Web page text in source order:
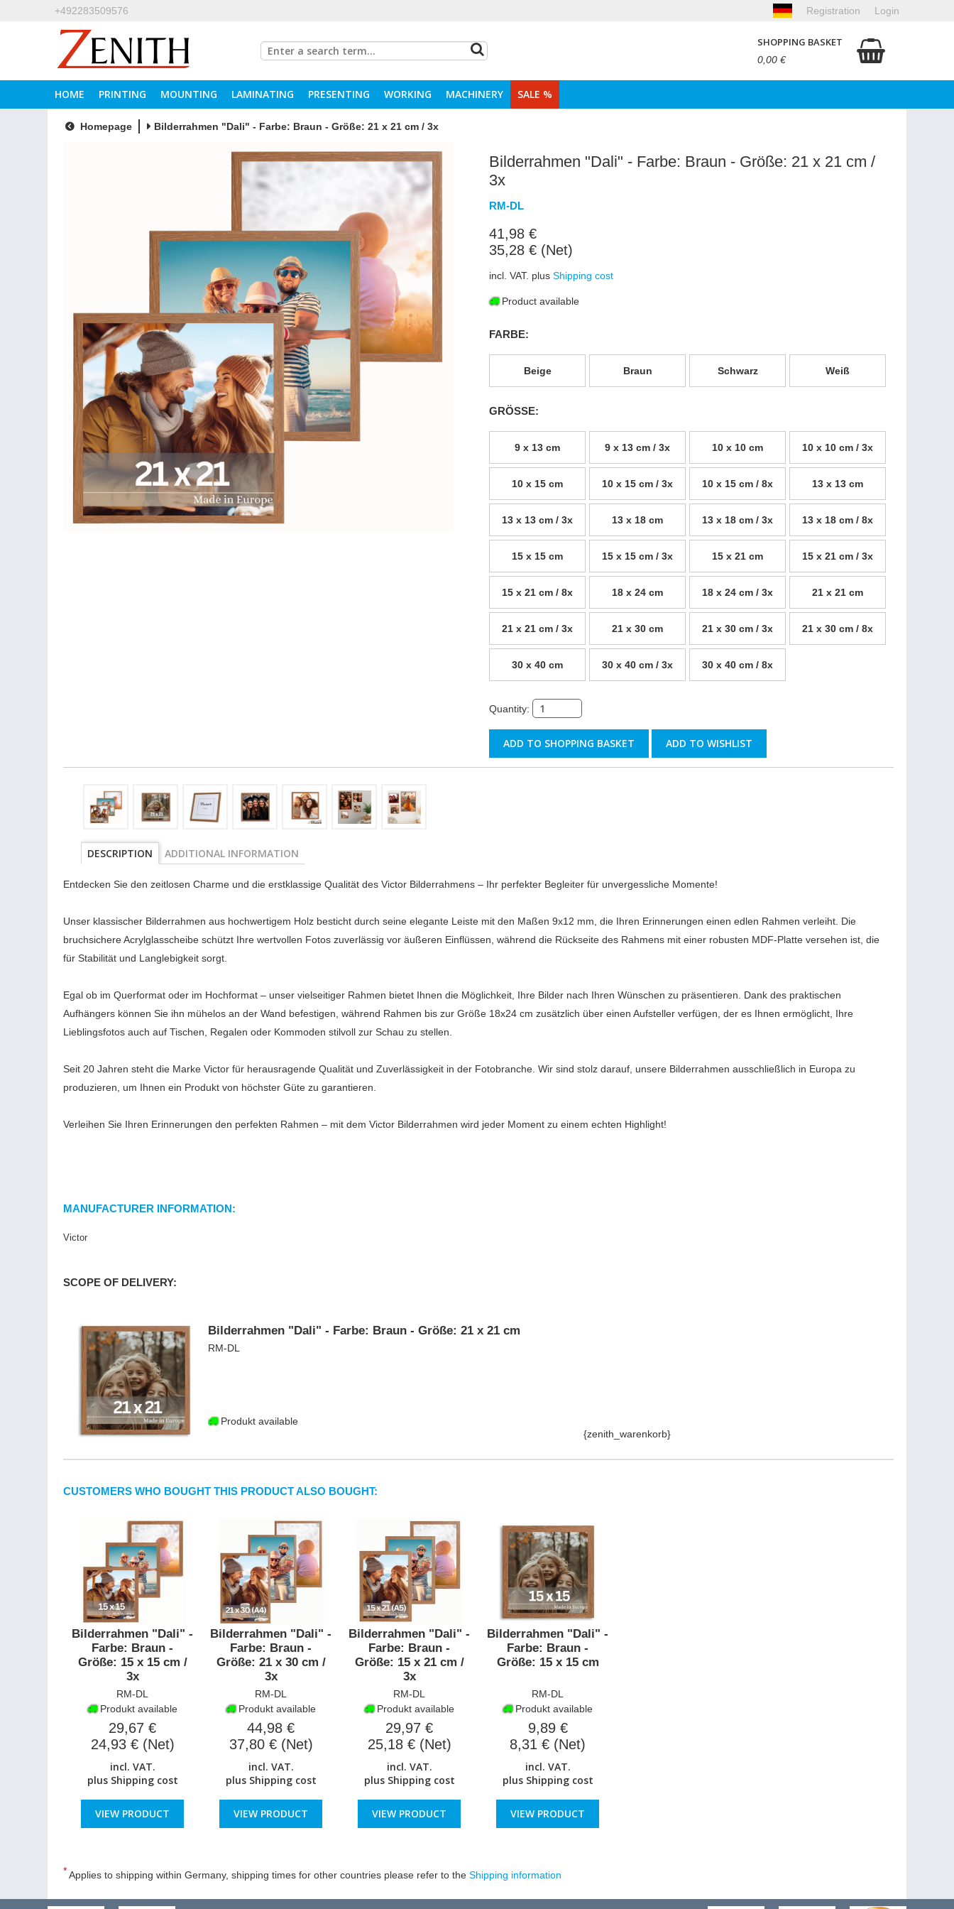
+492283509576 Login
Registration
SHOPPING BASKET
0,00 €
HOME PRINTING MOUNTING LAMINATING PRESENTING WORKING MACHINERY SALE %
Homepage Bilderrahmen "Dali" - Farbe: Braun - Größe: 21 x 21 cm / 3x
Bilderrahmen "Dali" - Farbe: Braun - Größe: 21 x 21 cm /
3x
RM-DL
41,98 €
35,28 € (Net)
incl. VAT. plus Shipping cost
Product available
FARBE:
Beige Braun Schwarz Weiß
GRÖSSE:
9 x 13 cm 9 x 13 cm / 3x 10 x 10 cm 10 x 10 cm / 3x
10 x 15 cm 10 x 15 cm / 3x 10 x 15 cm / 8x 13 x 13 cm
13 x 13 cm / 3x 13 x 18 cm 13 x 18 cm / 3x 13 x 18 cm / 8x
15 x 15 cm 15 x 15 cm / 3x 15 x 21 cm 15 x 21 cm / 3x
15 x 21 cm / 8x 18 x 24 cm 18 x 24 cm / 3x 21 x 21 cm
21 x 21 cm / 3x 21 x 30 cm 21 x 30 cm / 3x 21 x 30 cm / 8x
30 x 40 cm 30 x 40 cm / 3x 30 x 40 cm / 8x
Quantity:
ADD TO WISHLIST
DESCRIPTION ADDITIONAL INFORMATION
Entdecken Sie den zeitlosen Charme und die erstklassige Qualität des Victor Bilderrahmens – Ihr perfekter Begleiter für unvergessliche Momente!
Unser klassischer Bilderrahmen aus hochwertigem Holz besticht durch seine elegante Leiste mit den Maßen 9x12 mm, die Ihren Erinnerungen einen edlen Rahmen verleiht. Die
bruchsichere Acrylglasscheibe schützt Ihre wertvollen Fotos zuverlässig vor äußeren Einflüssen, während die Rückseite des Rahmens mit einer robusten MDF-Platte versehen ist, die
für Stabilität und Langlebigkeit sorgt.
Egal ob im Querformat oder im Hochformat – unser vielseitiger Rahmen bietet Ihnen die Möglichkeit, Ihre Bilder nach Ihren Wünschen zu präsentieren. Dank des praktischen
Aufhängers können Sie ihn mühelos an der Wand befestigen, während Rahmen bis zur Größe 18x24 cm zusätzlich über einen Aufsteller verfügen, der es Ihnen ermöglicht, Ihre
Lieblingsfotos auch auf Tischen, Regalen oder Kommoden stilvoll zur Schau zu stellen.
Seit 20 Jahren steht die Marke Victor für herausragende Qualität und Zuverlässigkeit in der Fotobranche. Wir sind stolz darauf, unsere Bilderrahmen ausschließlich in Europa zu
produzieren, um Ihnen ein Produkt von höchster Güte zu garantieren.
Verleihen Sie Ihren Erinnerungen den perfekten Rahmen – mit dem Victor Bilderrahmen wird jeder Moment zu einem echten Highlight!
MANUFACTURER INFORMATION:
Victor
SCOPE OF DELIVERY:
Bilderrahmen "Dali" - Farbe: Braun - Größe: 21 x 21 cm
RM-DL
Produkt available
{zenith_warenkorb}
CUSTOMERS WHO BOUGHT THIS PRODUCT ALSO BOUGHT:
Bilderrahmen "Dali" -
Farbe: Braun -
Größe: 15 x 15 cm /
3x
RM-DL
Produkt available
29,67 €
24,93 € (Net)
incl. VAT.
plus Shipping cost
VIEW PRODUCT
Bilderrahmen "Dali" -
Farbe: Braun -
Größe: 21 x 30 cm /
3x
RM-DL
Produkt available
44,98 €
37,80 € (Net)
incl. VAT.
plus Shipping cost
VIEW PRODUCT
Bilderrahmen "Dali" -
Farbe: Braun -
Größe: 15 x 21 cm /
3x
RM-DL
Produkt available
29,97 €
25,18 € (Net)
incl. VAT.
plus Shipping cost
VIEW PRODUCT
Bilderrahmen "Dali" -
Farbe: Braun -
Größe: 15 x 15 cm
RM-DL
Produkt available
9,89 €
8,31 € (Net)
incl. VAT.
plus Shipping cost
VIEW PRODUCT
*Applies to shipping within Germany, shipping times for other countries please refer to the Shipping information